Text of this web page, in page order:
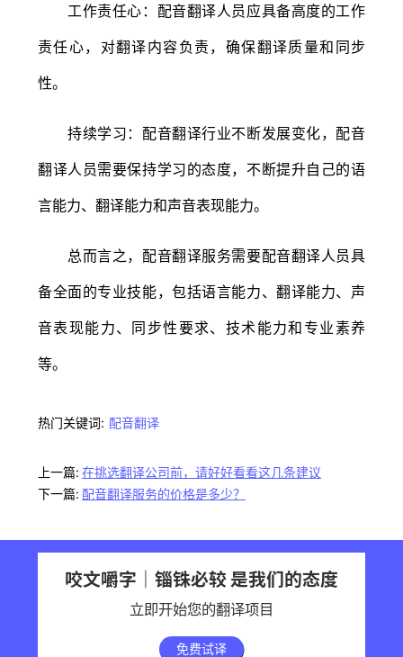
工作责任心：配音翻译人员应具备高度的工作
责任心，对翻译内容负责，确保翻译质量和同步
性。
持续学习：配音翻译行业不断发展变化，配音
翻译人员需要保持学习的态度，不断提升自己的语
言能力、翻译能力和声音表现能力。
总而言之，配音翻译服务需要配音翻译人员具
备全面的专业技能，包括语言能力、翻译能力、声
音表现能力、同步性要求、技术能力和专业素养
等。
热门关键词: 配音翻译
上一篇: 在挑选翻译公司前，请好好看看这几条建议
下一篇: 配音翻译服务的价格是多少？
咬文嚼字｜锱铢必较 是我们的态度
立即开始您的翻译项目
免费试译